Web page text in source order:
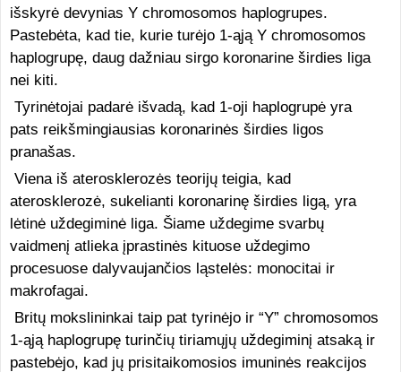
išskyrė devynias Y chromosomos haplogrupes.
Pastebėta, kad tie, kurie turėjo 1-ąją Y chromosomos
haplogrupę, daug dažniau sirgo koronarine širdies liga
nei kiti.
Tyrinėtojai padarė išvadą, kad 1-oji haplogrupė yra
pats reikšmingiausias koronarinės širdies ligos
pranašas.
Viena iš aterosklerozės teorijų teigia, kad
aterosklerozė, sukelianti koronarinę širdies ligą, yra
lėtinė uždegiminė liga. Šiame uždegime svarbų
vaidmenį atlieka įprastinės kituose uždegimo
procesuose dalyvaujančios ląstelės: monocitai ir
makrofagai.
Britų mokslininkai taip pat tyrinėjo ir “Y” chromosomos
1-ąją haplogrupę turinčių tiriamųjų uždegiminį atsaką ir
pastebėjo, kad jų prisitaikomosios imuninės reakcijos